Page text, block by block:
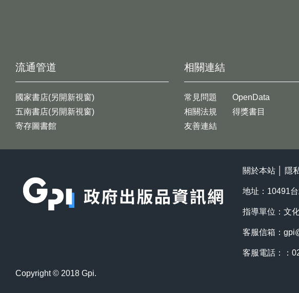
流通管道
國家書店(另開新視窗)
五南書店(另開新視窗)
寄存圖書館
相關連結
常見問題
相關法規
友善連結
OpenData
得獎書目
關於本站 隱
地址：10491
指導單位：文
客服信箱：
客服電話：：
Copyright © 2018 Gpi.